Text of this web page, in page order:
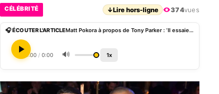
CÉLÉBRITÉ ↓Lire hors-ligne 374vues
🎧 ÉCOUTER L'ARTICLE Matt Pokora à propos de Tony Parker : ‘Il essaie de te faire culpabiliser’
0:00 / 0:00 🔊 1x